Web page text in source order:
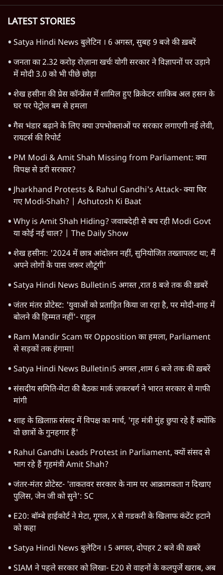
LATEST STORIES
Satya Hindi News बुलेटिन । 6 अगस्त, सुबह 9 बजे की ख़बरें
जनता का 2.32 करोड़ रोज़ाना खर्चः योगी सरकार ने विज्ञापनों पर उड़ाने
में मोदी 3.0 को भी पीछे छोड़ा
शेख हसीना की प्रेस कॉन्फ्रेंस में शामिल हुए क्रिकेटर शाकिब अल हसन के
घर पर पेट्रोल बम से हमला
गैस भंडार बढ़ाने के लिए क्या उपभोक्ताओं पर सरकार लगाएगी नई लेवी,
रायटर्स की रिपोर्ट
PM Modi & Amit Shah Missing from Parliament: क्या
विपक्ष से डरी सरकार?
Jharkhand Protests & Rahul Gandhi's Attack- क्या घिर
गए Modi-Shah? | Ashutosh Ki Baat
Why is Amit Shah Hiding? जवाबदेही से बच रही Modi Govt
या कोई नई चाल? | The Daily Show
शेख हसीना: '2024 में छात्र आंदोलन नहीं, सुनियोजित तख्तापलट था; मैं
अपने लोगों के पास जरूर लौटूंगी'
Satya Hindi News Bulletin।5 अगस्त ,रात 8 बजे तक की ख़बरें
जंतर मंतर प्रोटेस्ट: 'युवाओं को प्रताड़ित किया जा रहा है, पर मोदी-शाह में
बोलने की हिम्मत नहीं'- राहुल
Ram Mandir Scam पर Opposition का हमला, Parliament
से सड़कों तक हंगामा!
Satya Hindi News Bulletin।5 अगस्त ,शाम 6 बजे तक की ख़बरें
संसदीय समिति-मेटा की बैठकः मार्क ज़करबर्ग ने भारत सरकार से माफी
मांगी
शाह के ख़िलाफ़ संसद में विपक्ष का मार्च, 'गृह मंत्री मुंह छुपा रहे हैं क्योंकि
वो छात्रों के गुनहगार हैं'
Rahul Gandhi Leads Protest in Parliament, क्यों संसद से
भाग रहे हैं गृहमंत्री Amit Shah?
जंतर-मंतर प्रोटेस्ट- 'ताकतवर सरकार के नाम पर आक्रामकता न दिखाए
पुलिस, जेन जी को सुने': SC
E20: बॉम्बे हाईकोर्ट ने मेटा, गूगल, X से गडकरी के खिलाफ कंटेंट हटाने
को कहा
Satya Hindi News बुलेटिन । 5 अगस्त, दोपहर 2 बजे की ख़बरें
SIAM ने पहले सरकार को लिखा- E20 से वाहनों के कलपुर्जे खराब, अब